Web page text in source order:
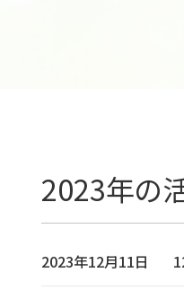
2023年の
2023年12月11日